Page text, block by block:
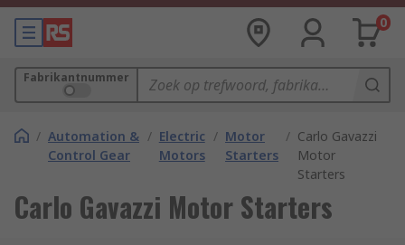
0
Fabrikantnummer
/ Automation &
Control Gear
/ Electric
Motors
/ Motor
Starters
/ Carlo Gavazzi
Motor
Starters
Carlo Gavazzi Motor Starters